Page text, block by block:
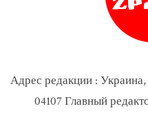
Адрес редакции :
04107 Главный